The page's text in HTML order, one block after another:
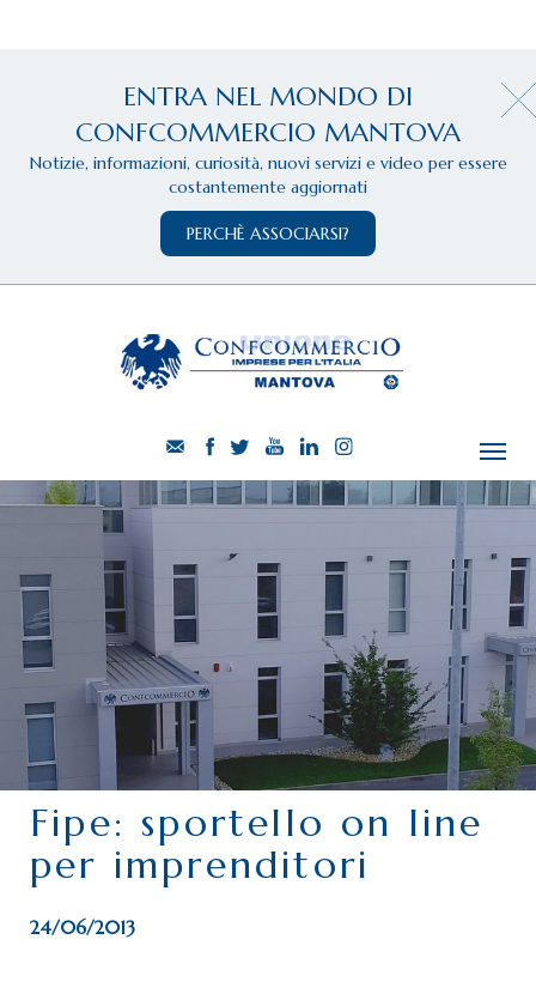
ENTRA NEL MONDO DI
CONFCOMMERCIO MANTOVA
Notizie, informazioni, curiosità, nuovi servizi e video per essere
costantemente aggiornati
PERCHÈ ASSOCIARSI?
CHI SIAMO
SERVIZI
CATEGORIE
DELEGAZIONI
ATTIVITÀ STORICHE
PERIODICO
PERCHÉ ASSOCIARSI?
DOVE SIAMO
Fipe: sportello on line
per imprenditori
24/06/2013